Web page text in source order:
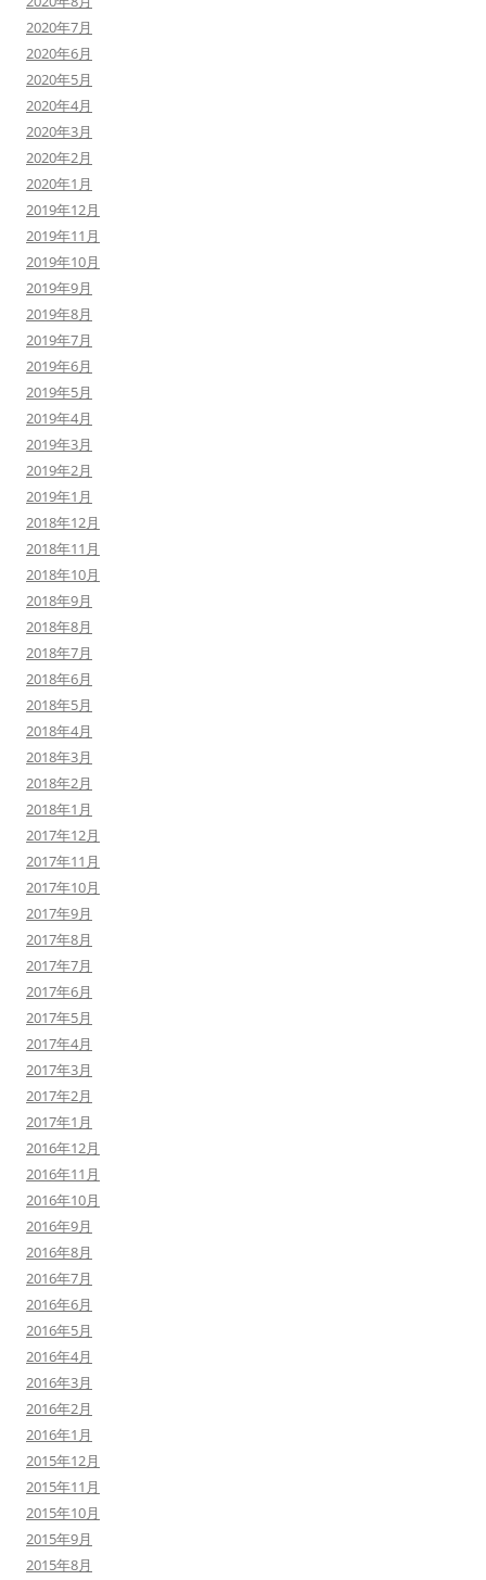
2020年7月
2020年6月
2020年5月
2020年4月
2020年3月
2020年2月
2020年1月
2019年12月
2019年11月
2019年10月
2019年9月
2019年8月
2019年7月
2019年6月
2019年5月
2019年4月
2019年3月
2019年2月
2019年1月
2018年12月
2018年11月
2018年10月
2018年9月
2018年8月
2018年7月
2018年6月
2018年5月
2018年4月
2018年3月
2018年2月
2018年1月
2017年12月
2017年11月
2017年10月
2017年9月
2017年8月
2017年7月
2017年6月
2017年5月
2017年4月
2017年3月
2017年2月
2017年1月
2016年12月
2016年11月
2016年10月
2016年9月
2016年8月
2016年7月
2016年6月
2016年5月
2016年4月
2016年3月
2016年2月
2016年1月
2015年12月
2015年11月
2015年10月
2015年9月
2015年8月